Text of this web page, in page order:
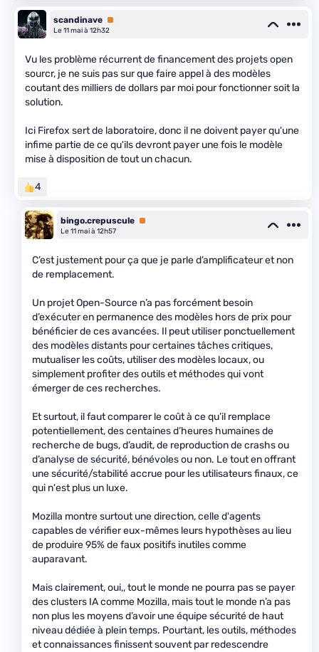
scandinave Premium
Le 11 mai à 12h32
Vu les problème récurrent de financement des projets open
sourcr, je ne suis pas sur que faire appel à des modèles
coutant des milliers de dollars par moi pour fonctionner soit la
solution.
Ici Firefox sert de laboratoire, donc il ne doivent payer qu'une
infime partie de ce qu'ils devront payer une fois le modèle
mise à disposition de tout un chacun.
4
bingo.crepuscule Premium
Le 11 mai à 12h57
C’est justement pour ça que je parle d’amplificateur et non
de remplacement.
Un projet Open-Source n’a pas forcément besoin
d’exécuter en permanence des modèles hors de prix pour
bénéficier de ces avancées. Il peut utiliser ponctuellement
des modèles distants pour certaines tâches critiques,
mutualiser les coûts, utiliser des modèles locaux, ou
simplement profiter des outils et méthodes qui vont
émerger de ces recherches.
Et surtout, il faut comparer le coût à ce qu’il remplace
potentiellement, des centaines d’heures humaines de
recherche de bugs, d’audit, de reproduction de crashs ou
d’analyse de sécurité, bénévoles ou non. Le tout en offrant
une sécurité/stabilité accrue pour les utilisateurs finaux, ce
qui n'est plus un luxe.
Mozilla montre surtout une direction, celle d'agents
capables de vérifier eux-mêmes leurs hypothèses au lieu
de produire 95% de faux positifs inutiles comme
auparavant.
Mais clairement, oui,, tout le monde ne pourra pas se payer
des clusters IA comme Mozilla, mais tout le monde n’a pas
non plus les moyens d’avoir une équipe sécurité de haut
niveau dédiée à plein temps. Pourtant, les outils, méthodes
et connaissances finissent souvent par redescendre